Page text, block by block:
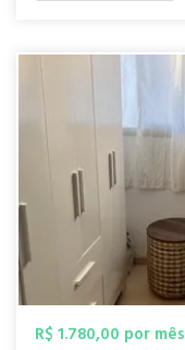
R$ 1.780,00 por mês